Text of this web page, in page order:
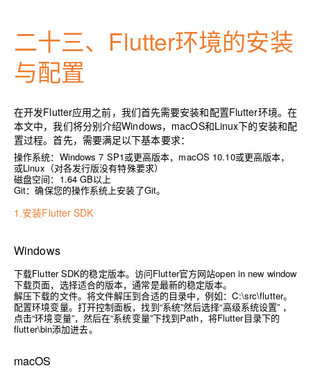
二十三、 Flutter环境的安装
与配置
在开发Flutter应用之前，我们首先需要安装和配置Flutter环境。在
本文中，我们将分别介绍Windows，macOS和Linux下的安装和配
置过程。首先，需要满足以下基本要求：
操作系统：Windows 7 SP1或更高版本，macOS 10.10或更高版本，
或Linux（对各发行版没有特殊要求）
磁盘空间：1.64 GB以上
Git：确保您的操作系统上安装了Git。
1.安装Flutter SDK
Windows
下载Flutter SDK的稳定版本。访问Flutter官方网站open in new window
下载页面，选择适合的版本，通常是最新的稳定版本。
解压下载的文件。将文件解压到合适的目录中，例如：C:\src\flutter。
配置环境变量。打开控制面板，找到“系统”然后选择“高级系统设置” ，
点击“环境变量”，然后在“系统变量”下找到Path，将Flutter目录下的
flutter\bin添加进去。
macOS